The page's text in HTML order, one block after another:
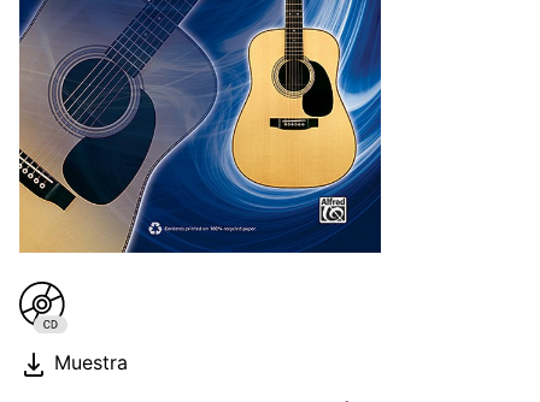
Muestra